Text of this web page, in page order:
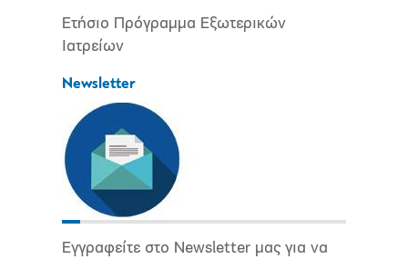
Ετήσιο Πρόγραμμα Εξωτερικών
Ιατρείων
Newsletter
Εγγραφείτε στο Newsletter μας για να